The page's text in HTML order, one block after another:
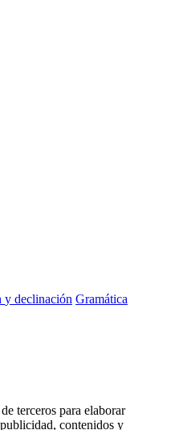
y declinación Gramática
terceros para elaborar
contenidos y